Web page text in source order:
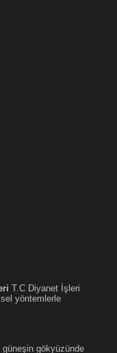
T.C Diyanet İşleri
yöntemlerle
gökyüzünde